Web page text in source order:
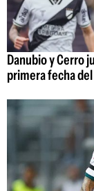
Danubio y Cerro
primera fecha